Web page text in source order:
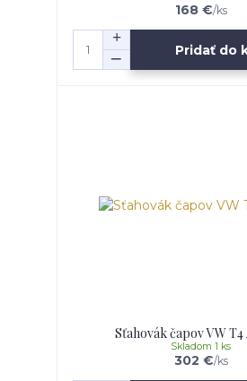
168 €/ks
Pridať do
Sťahovák čapov VW T4
302 €/ks
Skladom 1 ks